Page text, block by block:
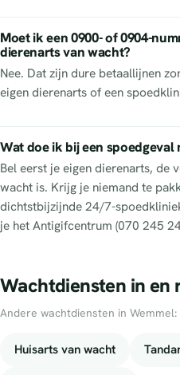
Moet ik een 0900- of 0904-
dierenarts van wacht?
Nee. Dat zijn dure betaallijnen
eigen dierenarts of een
Wat doe ik bij een
Bel eerst je eigen dierenarts, de
wacht is. Krijg je niemand te
dichtstbijzijnde 24/7-
je het Antigifcentrum (070 245
Wachtdiensten in en
Andere wachtdiensten in Wemmel:
Huisarts van wacht